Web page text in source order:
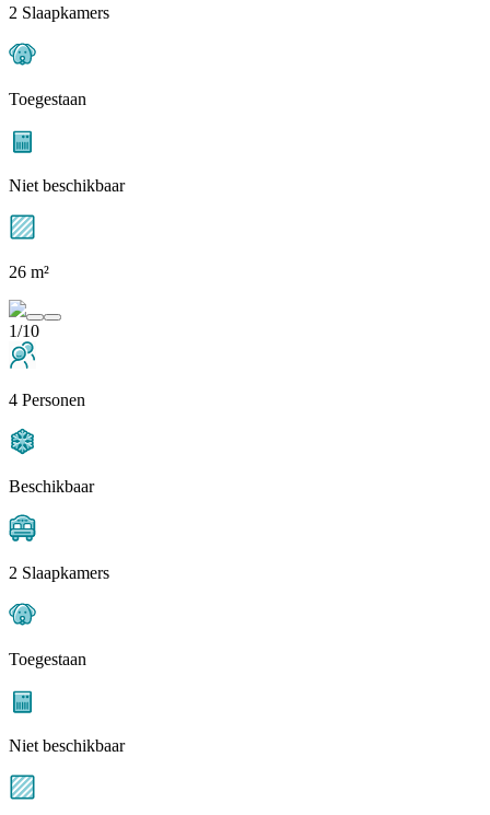
2 Slaapkamers
Toegestaan
Niet beschikbaar
26 m²
1/10
4 Personen
Beschikbaar
2 Slaapkamers
Toegestaan
Niet beschikbaar